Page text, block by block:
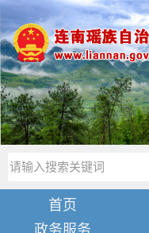
首页
政务服务